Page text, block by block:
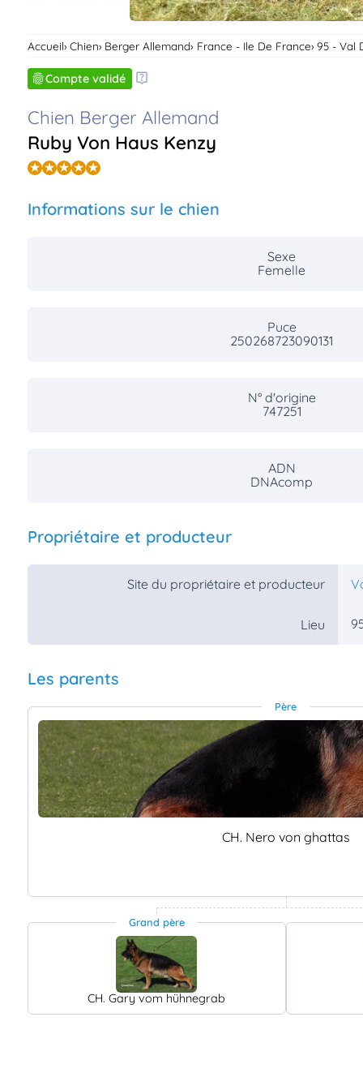
Accueil Chien Berger Allemand France - Ile De France 95 - Val
Compte validé
Chien Berger Allemand
Ruby Von Haus Kenzy
Informations sur le chien
Sexe
Femelle
Puce
250268723090131
N° d'origine
747251
ADN
DNAcomp
Propriétaire et producteur
Site du propriétaire et producteur
Lieu
Les parents
Père
CH. Nero von ghattas
Grand père
CH. Gary vom hühnegrab